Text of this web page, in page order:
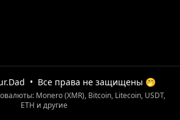
• Все права не защищены 🤭
Monero (XMR), Bitcoin, Litecoin, USDT,
ETH и другие